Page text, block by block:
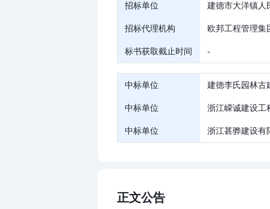
招标单位 建德市大洋镇人
招标代理机构 欧邦工程管理集
标书获取截止时间 -
中标单位 建德李氏园林古
中标单位 浙江嵘诚建设工
中标单位 浙江甚骅建设有
正文公告